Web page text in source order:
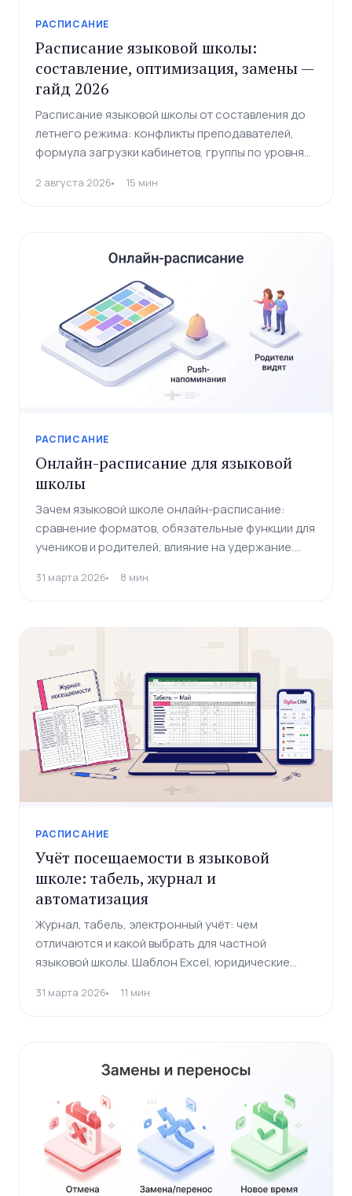
РАСПИСАНИЕ
Расписание языковой школы:
составление, оптимизация, замены —
гайд 2026
Расписание языковой школы от составления до
летнего режима: конфликты преподавателей,
формула загрузки кабинетов, группы по уровням,
чеклистом и шаблонами на 2026 год.
2 августа 2026 15 мин
РАСПИСАНИЕ
Онлайн-расписание для языковой
школы
Зачем языковой школе онлайн-расписание:
сравнение форматов, обязательные функции для
учеников и родителей, влияние на удержание.
31 марта 2026 8 мин
РАСПИСАНИЕ
Учёт посещаемости в языковой
школе: табель, журнал и
автоматизация
Журнал, табель, электронный учёт: чем
отличаются и какой выбрать для частной
языковой школы. Шаблон Excel, юридические
31 марта 2026 11 мин